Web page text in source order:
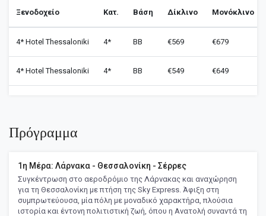
Ξενοδοχείο Κατ. Βάση Δίκλινο Μονόκλινο
4* Hotel Thessaloniki 4* BB €569 €679
4* Hotel Thessaloniki 4* BB €549 €649
Πρόγραμμα
1η Μέρα: Λάρνακα - Θεσσαλονίκη - Σέρρες
Συγκέντρωση στο αεροδρόμιο της Λάρνακας και αναχώρηση
για τη Θεσσαλονίκη με πτήση της Sky Express. Άφιξη στη
συμπρωτεύουσα, μία πόλη με μοναδικό χαρακτήρα, πλούσια
ιστορία και έντονη πολιτιστική ζωή, όπου η Ανατολή συναντά τη